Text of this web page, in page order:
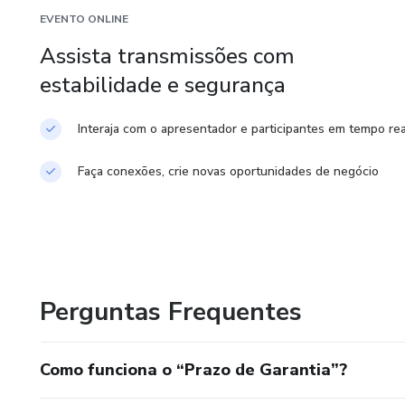
EVENTO ONLINE
Assista transmissões com
estabilidade e segurança
Interaja com o apresentador e participantes em tempo
Faça conexões, crie novas oportunidades de negócio
Perguntas Frequentes
Como funciona o “Prazo de Garantia”?